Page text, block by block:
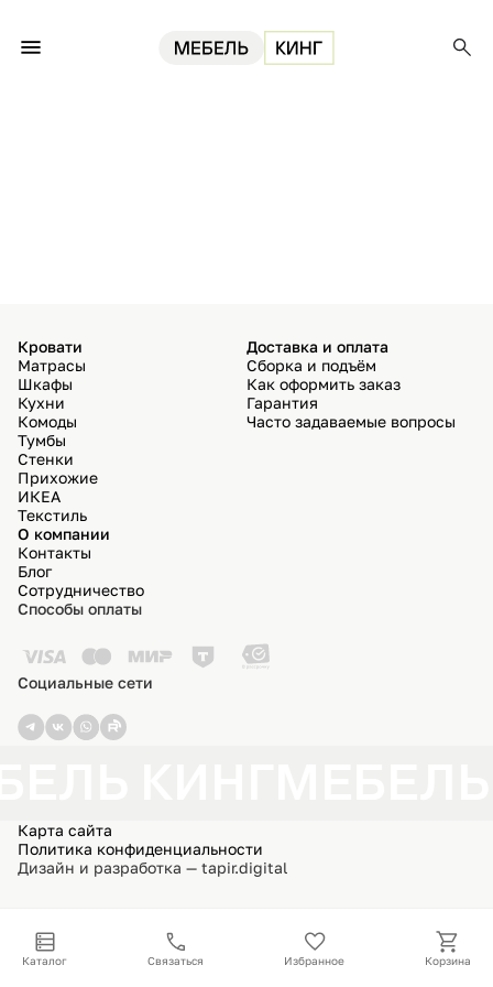
Кровати
Матрасы
Шкафы
Кухни
Комоды
Тумбы
Стенки
Прихожие
ИКЕА
Текстиль
Доставка и оплата
Сборка и подъём
Как оформить заказ
Гарантия
Часто задаваемые вопросы
О компании
Контакты
Блог
Сотрудничество
Способы оплаты
Социальные сети
Карта сайта
Политика конфиденциальности
Дизайн и разработка — tapir.digital
Каталог Связаться Избранное Корзина